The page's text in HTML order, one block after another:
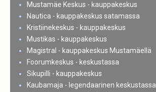
Mustamäe Keskus - kauppakeskus
Nautica - kauppakeskus satamassa
Kristiinekeskus - kauppakeskus
Mustikas - kauppakeskus
Magistral - kauppakeskus Mustamäellä
Foorumkeskus - keskustassa
Sikupilli - kauppakeskus
Kaubamaja - legendaarinen keskustassa